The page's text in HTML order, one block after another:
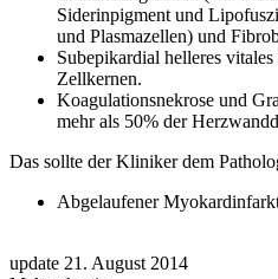
Siderinpigment und
und Plasmazellen) und
Subepikardial helleres
Zellkernen.
Koagulationsnekrose und
mehr als 50% der
Das sollte der Kliniker dem
Abgelaufener
update 21. August 2014